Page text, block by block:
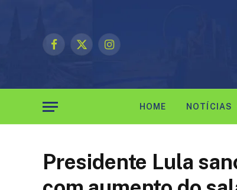
Facebook
X
Instagram
HOME NOTÍCIAS
Presidente Lula